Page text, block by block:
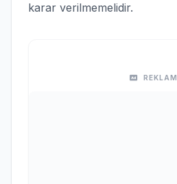
karar verilmemelidir.
REKLAM